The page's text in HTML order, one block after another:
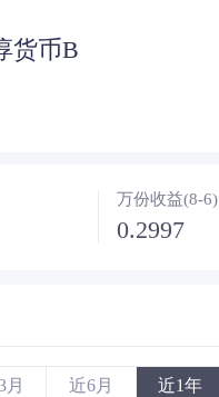
货币B
万份收益(8-6)
0.2997
月 近6月 近1年